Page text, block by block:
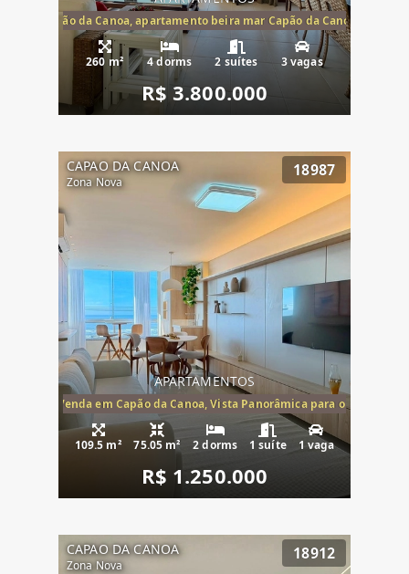
mar Capão da Canoa, apartamento beira mar Capão da Canoa,
260 m² 4 dorms 2 suítes 3 vagas
R$ 3.800.000
CAPAO DA CANOA
Zona Nova
18987
APARTAMENTOS
Mar à Venda em Capão da Canoa, Vista Panorâmica para o Mar, 2
109.5 m² 75.05 m² 2 dorms 1 suíte 1 vaga
R$ 1.250.000
CAPAO DA CANOA
Zona Nova
18912